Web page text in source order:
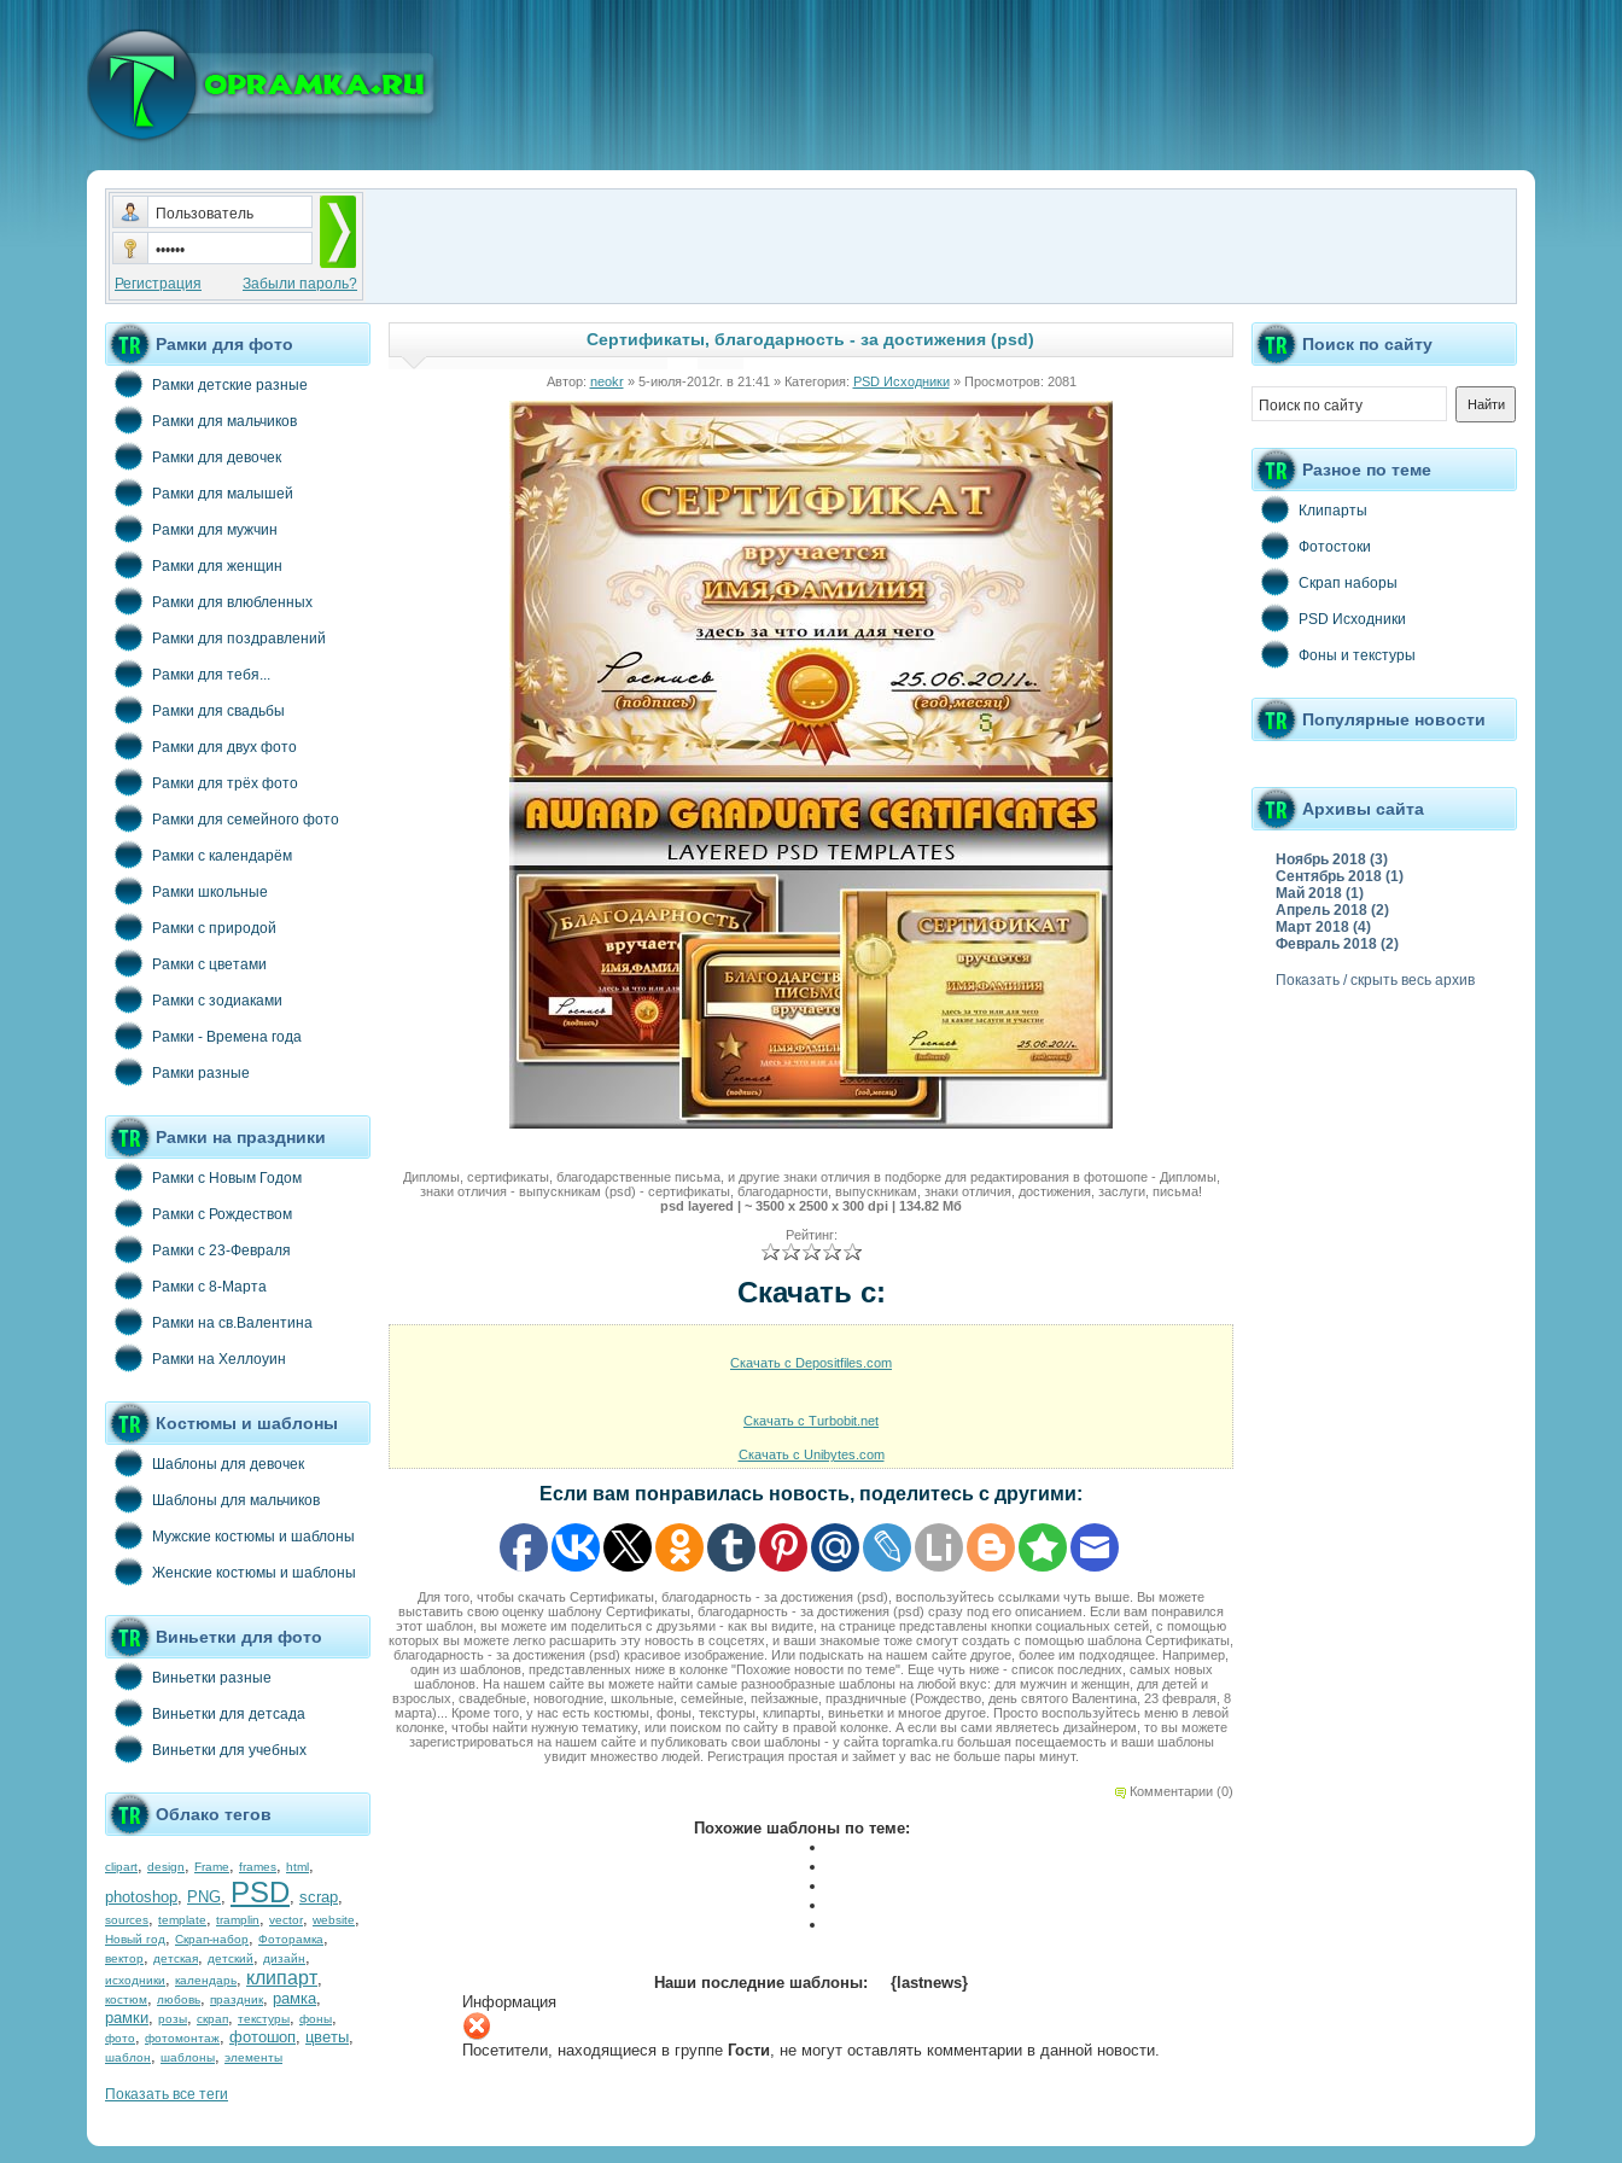
Регистрация Забыли пароль?
Рамки для фото
Рамки детские разные
Рамки для мальчиков
Рамки для девочек
Рамки для малышей
Рамки для мужчин
Рамки для женщин
Рамки для влюбленных
Рамки для поздравлений
Рамки для тебя...
Рамки для свадьбы
Рамки для двух фото
Рамки для трёх фото
Рамки для семейного фото
Рамки с календарём
Рамки школьные
Рамки с природой
Рамки с цветами
Рамки с зодиаками
Рамки - Времена года
Рамки разные
Рамки на праздники
Рамки с Новым Годом
Рамки с Рождеством
Рамки с 23-Февраля
Рамки с 8-Марта
Рамки на св.Валентина
Рамки на Хеллоуин
Костюмы и шаблоны
Шаблоны для девочек
Шаблоны для мальчиков
Мужские костюмы и шаблоны
Женские костюмы и шаблоны
Виньетки для фото
Виньетки разные
Виньетки для детсада
Виньетки для учебных
Облако тегов
clipart, design, Frame, frames, html,
photoshop, PNG, PSD, scrap,
sources, template, tramplin, vector, website,
Новый год, Скрап-набор, Фоторамка,
вектор, детская, детский, дизайн,
исходники, календарь, клипарт,
костюм, любовь, праздник, рамка,
рамки, розы, скрап, текстуры, фоны,
фото, фотомонтаж, фотошоп, цветы,
шаблон, шаблоны, элементы
Показать все теги
Сертификаты, благодарность - за достижения (psd)
Автор: neokr» 5-июля-2012г. в 21:41 » Категория: PSD Исходники» Просмотров: 2081
Дипломы, сертификаты, благодарственные письма, и другие знаки отличия в подборке для редактирования в фотошопе - Дипломы,
знаки отличия - выпускникам (psd) - сертификаты, благодарности, выпускникам, знаки отличия, достижения, заслуги, письма!
psd layered | ~ 3500 x 2500 x 300 dpi | 134.82 Мб
Рейтинг:
Скачать с:
Скачать с Depositfiles.com
Скачать с Turbobit.net
Скачать с Unibytes.com
Если вам понравилась новость, поделитесь с другими:
Для того, чтобы скачать Сертификаты, благодарность - за достижения (psd), воспользуйтесь ссылками чуть выше. Вы можете
выставить свою оценку шаблону Сертификаты, благодарность - за достижения (psd) сразу под его описанием. Если вам понравился
этот шаблон, вы можете им поделиться с друзьями - как вы видите, на странице представлены кнопки социальных сетей, с помощью
которых вы можете легко расшарить эту новость в соцсетях, и ваши знакомые тоже смогут создать с помощью шаблона Сертификаты,
благодарность - за достижения (psd) красивое изображение. Или подыскать на нашем сайте другое, более им подходящее. Например,
один из шаблонов, представленных ниже в колонке "Похожие новости по теме". Еще чуть ниже - список последних, самых новых
шаблонов. На нашем сайте вы можете найти самые разнообразные шаблоны на любой вкус: для мужчин и женщин, для детей и
взрослых, свадебные, новогодние, школьные, семейные, пейзажные, праздничные (Рождество, день святого Валентина, 23 февраля, 8
марта)... Кроме того, у нас есть костюмы, фоны, текстуры, клипарты, виньетки и многое другое. Просто воспользуйтесь меню в левой
колонке, чтобы найти нужную тематику, или поиском по сайту в правой колонке. А если вы сами являетесь дизайнером, то вы можете
зарегистрироваться на нашем сайте и публиковать свои шаблоны - у сайта topramka.ru большая посещаемость и ваши шаблоны
увидит множество людей. Регистрация простая и займет у вас не больше пары минут.
Комментарии (0)
Похожие шаблоны по теме:
Наши последние шаблоны:
{lastnews}
Информация
Посетители, находящиеся в группе Гости, не могут оставлять комментарии в данной новости.
Поиск по сайту
Разное по теме
Клипарты
Фотостоки
Скрап наборы
PSD Исходники
Фоны и текстуры
Популярные новости
Архивы сайта
Ноябрь 2018 (3)
Сентябрь 2018 (1)
Май 2018 (1)
Апрель 2018 (2)
Март 2018 (4)
Февраль 2018 (2)
Показать / скрыть весь архив